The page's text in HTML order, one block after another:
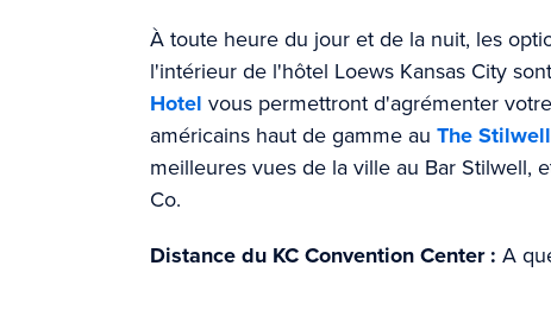
À toute heure du jour et de la nuit, les
l'intérieur de l'hôtel Loews Kansas City
Hotel vous permettront d'agrémenter
américains haut de gamme au The Stilwell
meilleures vues de la ville au Bar Stilwell,
Co.
Distance du KC Convention Center : A